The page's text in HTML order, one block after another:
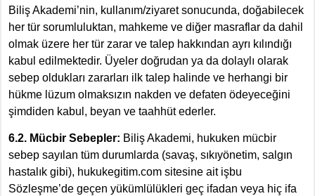
Biliş Akademi’nin, kullanım/ziyaret sonucunda, doğabilecek
her tür sorumluluktan, mahkeme ve diğer masraflar da dahil
olmak üzere her tür zarar ve talep hakkından ayrı kılındığı
kabul edilmektedir. Üyeler doğrudan ya da dolaylı olarak
sebep oldukları zararları ilk talep halinde ve herhangi bir
hükme lüzum olmaksızın nakden ve defaten ödeyeceğini
şimdiden kabul, beyan ve taahhüt ederler.
6.2. Mücbir Sebepler: Biliş Akademi, hukuken mücbir
sebep sayılan tüm durumlarda (savaş, sıkıyönetim, salgın
hastalık gibi), hukukegitim.com sitesine ait işbu
Sözleşme’de geçen yükümlülükleri geç ifadan veya hiç ifa